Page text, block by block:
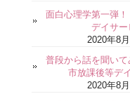
面白心理学第一弾
デイサー
2020年8
普段から話を聞いて
市放課後等デ
2020年8